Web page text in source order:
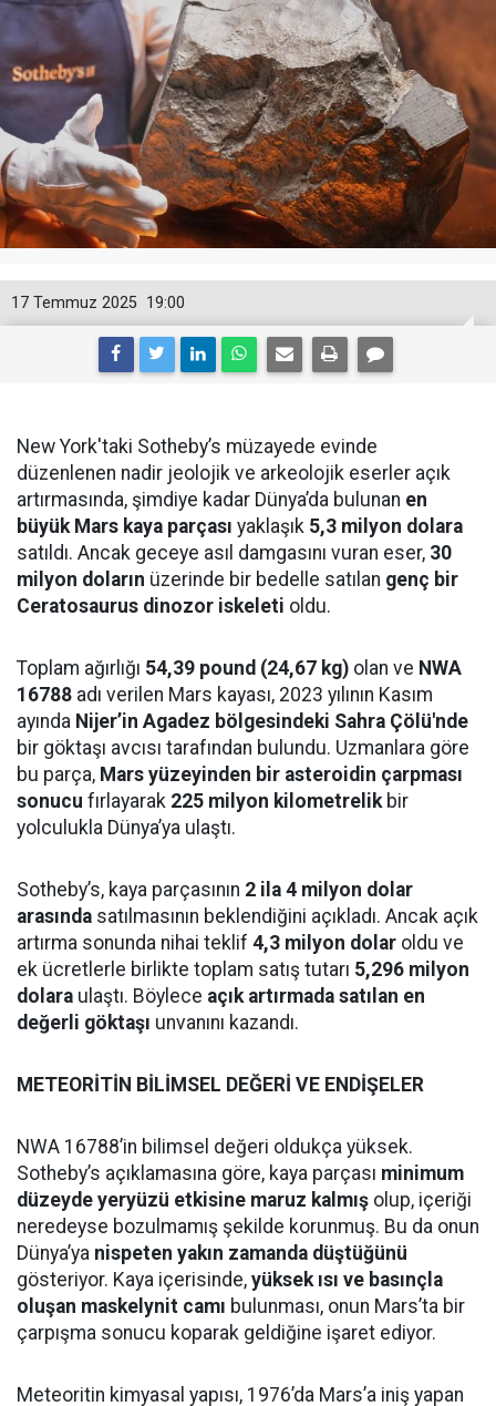
19:00
17 Temmuz 2025
New York'taki Sotheby’s müzayede evinde
düzenlenen nadir jeolojik ve arkeolojik eserler açık
artırmasında, şimdiye kadar Dünya’da bulunan en
büyük Mars kaya parçası yaklaşık 5,3 milyon dolara
satıldı. Ancak geceye asıl damgasını vuran eser, 30
milyon doların üzerinde bir bedelle satılan genç bir
Ceratosaurus dinozor iskeleti oldu.
Toplam ağırlığı 54,39 pound (24,67 kg) olan ve NWA
16788 adı verilen Mars kayası, 2023 yılının Kasım
ayında Nijer’in Agadez bölgesindeki Sahra Çölü'nde
bir göktaşı avcısı tarafından bulundu. Uzmanlara göre
bu parça, Mars yüzeyinden bir asteroidin çarpması
sonucu fırlayarak 225 milyon kilometrelikbir
yolculukla Dünya’ya ulaştı.
Sotheby’s, kaya parçasının 2 ila 4 milyon dolar
arasında satılmasının beklendiğini açıkladı. Ancak açık
artırma sonunda nihai teklif 4,3 milyon dolar oldu ve
ek ücretlerle birlikte toplam satış tutarı 5,296 milyon
dolara ulaştı. Böylece açık artırmada satılan en
değerli göktaşı unvanını kazandı.
METEORİTİN BİLİMSEL DEĞERİ VE ENDİŞELER
NWA 16788’in bilimsel değeri oldukça yüksek.
Sotheby’s açıklamasına göre, kaya parçası minimum
düzeyde yeryüzü etkisine maruz kalmış olup, içeriği
neredeyse bozulmamış şekilde korunmuş. Bu da onun
Dünya’ya nispeten yakın zamanda düştüğünü
gösteriyor. Kaya içerisinde, yüksek ısı ve basınçla
oluşan maskelynit camı bulunması, onun Mars’ta bir
çarpışma sonucu koparak geldiğine işaret ediyor.
Meteoritin kimyasal yapısı, 1976’da Mars’a iniş yapan